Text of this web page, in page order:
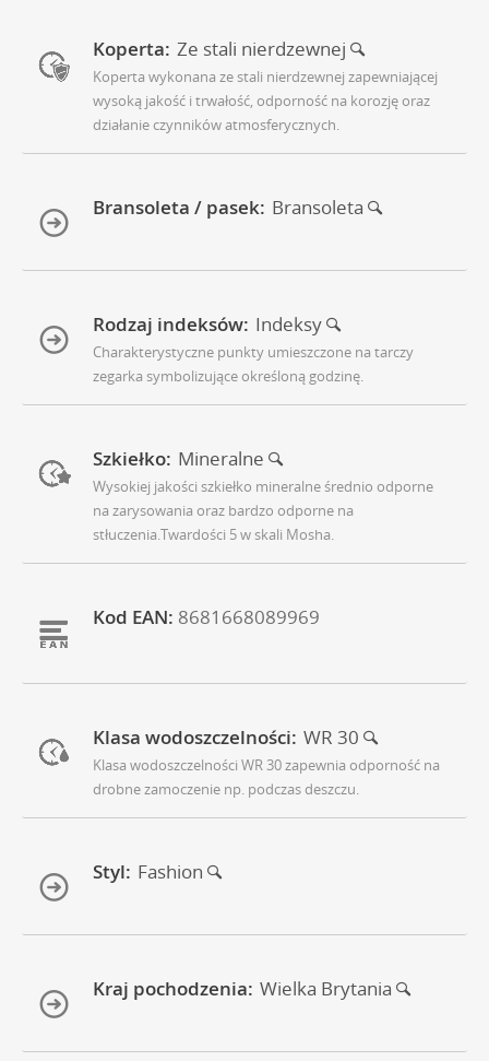
Koperta: Ze stali nierdzewnej
Koperta wykonana ze stali nierdzewnej zapewniającej
wysoką jakość i trwałość, odporność na korozję oraz
działanie czynników atmosferycznych.
Bransoleta / pasek: Bransoleta
Rodzaj indeksów: Indeksy
Charakterystyczne punkty umieszczone na tarczy
zegarka symbolizujące określoną godzinę.
Szkiełko: Mineralne
Wysokiej jakości szkiełko mineralne średnio odporne
na zarysowania oraz bardzo odporne na
stłuczenia.Twardości 5 w skali Mosha.
Kod EAN: 8681668089969
Klasa wodoszczelności: WR 30
Klasa wodoszczelności WR 30 zapewnia odporność na
drobne zamoczenie np. podczas deszczu.
Styl: Fashion
Kraj pochodzenia: Wielka Brytania